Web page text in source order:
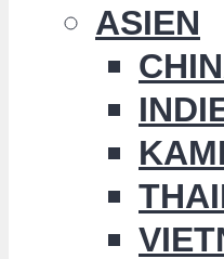
ASIEN